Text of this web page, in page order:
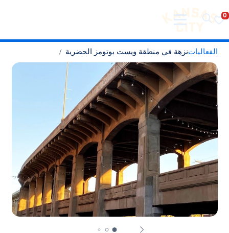
تفضل بزيارة مدينة كانساس سيتي
الانتقال إلى المحتوى
الفعالياتنزهة في منطقة ويست بوتومز الحضرية